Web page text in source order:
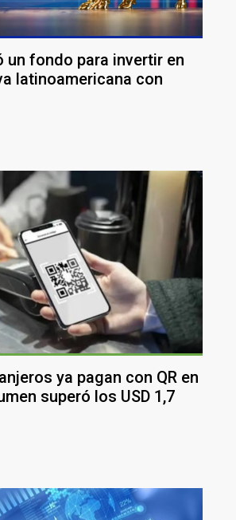
un fondo para invertir en
latinoamericana con
ya pagan con QR en
superó los USD 1,7